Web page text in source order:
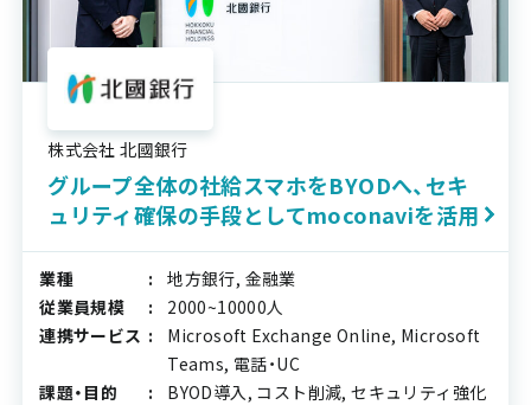
株式会社 北國銀行
グループ全体の社給スマホをBYODへ、セキ
ュリティ確保の手段としてmoconaviを活用
業種
地方銀行, 金融業
従業員規模
2000~10000人
連携サービス
Microsoft Exchange Online, Microsoft
Teams, 電話・UC
課題・目的
BYOD導入, コスト削減, セキュリティ強化